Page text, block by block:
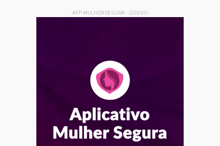
- APP MULHER SEGURA - GOVGO -